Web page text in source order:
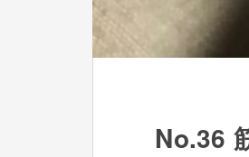
No.36